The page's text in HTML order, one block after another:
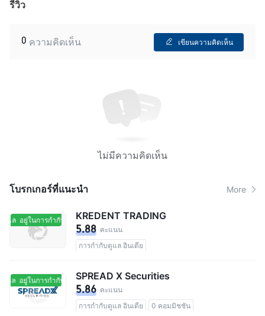
รีวิว
0 ความคิดเห็น เขียนความคิดเห็น
ไม่มีความคิดเห็น
โบรกเกอร์ที่แนะนํา More
แล อยู่ในการกำกับดูแล KREDENT TRADING
5.88 คะแนน
การกำกับดูแล อินเดีย
แล อยู่ในการกำกับดูแล SPREAD X Securities
5.86 คะแนน
การกำกับดูแล อินเดีย
0 คอมมิชชัน